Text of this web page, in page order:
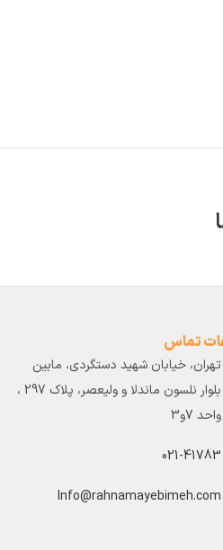
تماس
تهران، خیابان شهید دستگردی، مابین
بلوار نلسون ماندلا و ولیعصر، پلاک 297 ،
واحد 7و3
021-41783
Info@rahnamayebimeh.com